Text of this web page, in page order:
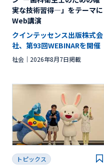
実な技術習得―」をテーマに
Web講演
クインテッセンス出版株式会
社、第93回WEBINARを開催
社会 2026年8月7日掲載
トピックス